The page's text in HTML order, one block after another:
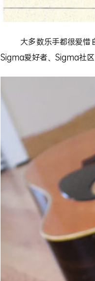
大多数乐手都很爱惜自
Sigma爱好者、Sigma社